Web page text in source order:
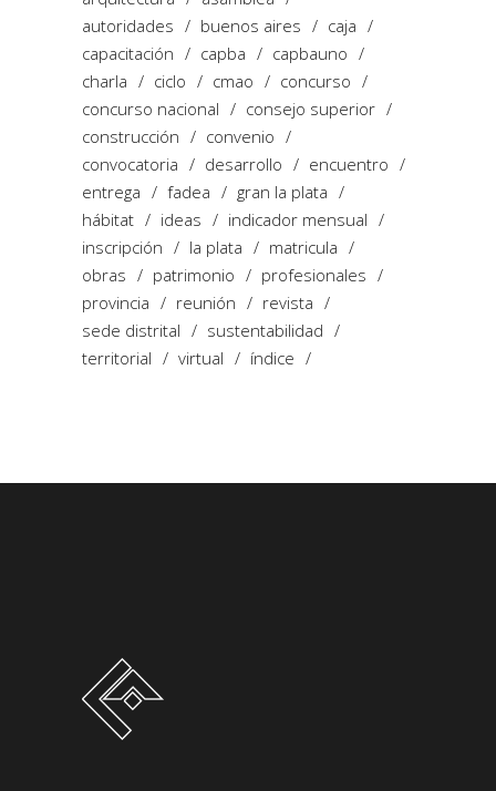
autoridades
buenos aires
caja
capacitación
capba
capbauno
charla
ciclo cmao
concurso
concurso nacional
consejo superior
construcción
convenio
convocatoria
desarrollo
encuentro
entrega
fadea
gran la plata
hábitat
ideas
indicador mensual
inscripción
la plata
matricula
obras
patrimonio
profesionales
provincia
reunión
revista
sede distrital
sustentabilidad
territorial
virtual índice